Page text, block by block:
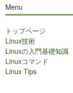
Menu
トップページ
Linux技術
Linuxの入門基礎知識
Linuxコマンド
Linux Tips